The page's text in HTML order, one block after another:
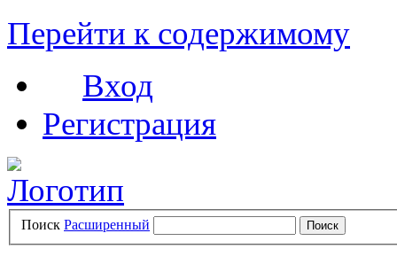
Перейти к содержимому
Вход
Регистрация
Поиск Расширенный